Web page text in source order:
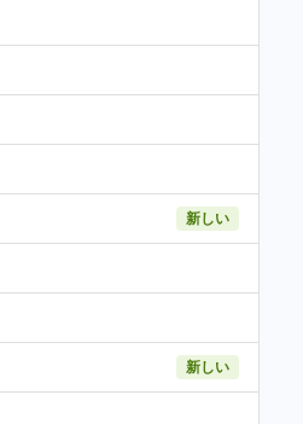
新しい
新しい